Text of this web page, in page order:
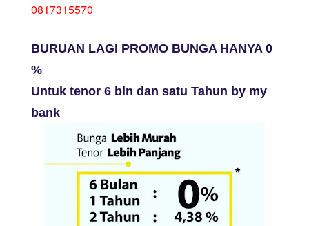
0817315570
BURUAN LAGI PROMO BUNGA HANYA 0
%
Untuk tenor 6 bln dan satu Tahun by my
bank